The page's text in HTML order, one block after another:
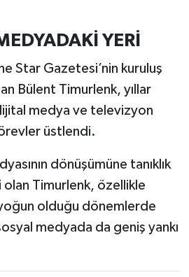
YERİ
Star Gazetesi’nin kuruluş
Bülent Timurlenk, yıllar
medya ve televizyon
üstlendi.
dönüşümüne tanıklık
Timurlenk, özellikle
olduğu dönemlerde
medyada da geniş yankı